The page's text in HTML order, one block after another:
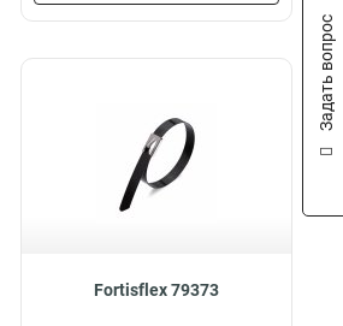
Fortisflex 79373
Задать вопрос